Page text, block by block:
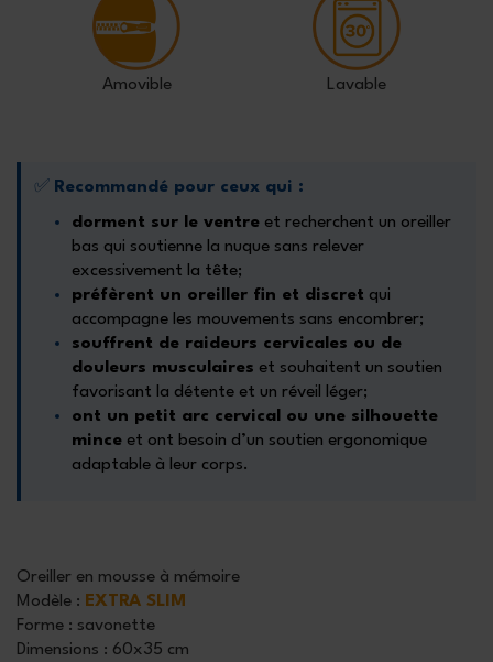
Amovible Lavable
✅ Recommandé pour ceux qui :
dorment sur le ventre et recherchent un oreiller
bas qui soutienne la nuque sans relever
excessivement la tête;
préfèrent un oreiller fin et discret qui
accompagne les mouvements sans encombrer;
souffrent de raideurs cervicales ou de
douleurs musculaires et souhaitent un soutien
favorisant la détente et un réveil léger;
ont un petit arc cervical ou une silhouette
mince et ont besoin d’un soutien ergonomique
adaptable à leur corps.
Oreiller en mousse à mémoire
Modèle : EXTRA SLIM
Forme : savonette
Dimensions : 60x35 cm